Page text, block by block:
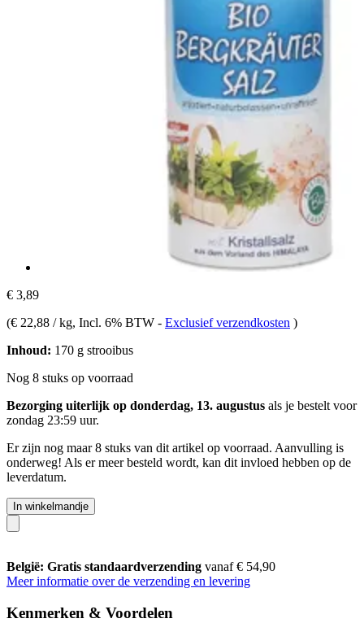
€ 3,89
(€ 22,88 / kg, Incl. 6% BTW - Exclusief verzendkosten )
Inhoud: 170 g strooibus
Nog 8 stuks op voorraad
Bezorging uiterlijk op donderdag, 13. augustus als je bestelt voor
zondag 23:59 uur.
Er zijn nog maar 8 stuks van dit artikel op voorraad. Aanvulling is
onderweg! Als er meer besteld wordt, kan dit invloed hebben op de
leverdatum.
In winkelmandje
België: Gratis standaardverzending vanaf € 54,90
Meer informatie over de verzending en levering
Kenmerken & Voordelen